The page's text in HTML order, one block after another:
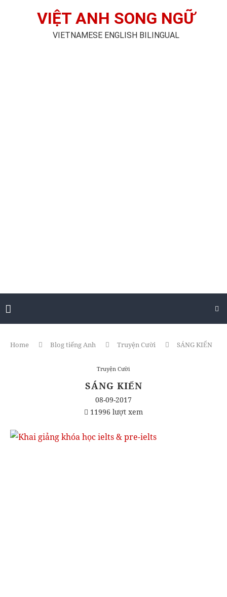
VIỆT ANH SONG NGỮ
VIETNAMESE ENGLISH BILINGUAL
Home Blog tiếng Anh Truyện Cười SÁNG KIẾN
Truyện Cười
SÁNG KIẾN
08-09-2017
11996 lượt xem